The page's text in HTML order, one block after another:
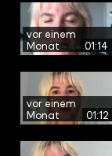
vor einem
Monat
01:14
vor einem
Monat
01:12